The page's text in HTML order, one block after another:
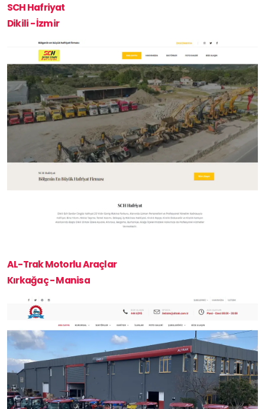
SCH Hafriyat
Dikili - İzmir
AL-Trak Motorlu Araçlar
Kırkağaç - Manisa